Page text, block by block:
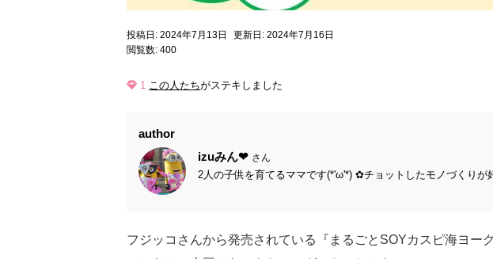
投稿日: 2024年7月13日
更新日: 2024年7月16日
閲覧数: 400
1 この人たちがステキしました
author
izuみん❤ さん
2人の子供を育てるママです(*'ω'*) ✿チョットしたモノづくりが
フジッコさんから発売されている『まるごとSOYカスピ海ヨーグ